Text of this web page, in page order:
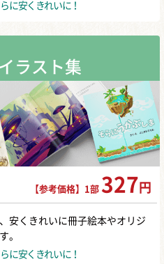
に安くきれいに！
ラスト集
【参考価格】1部 327 円
安くきれいに冊子絵本やオリジ
。
に安くきれいに！